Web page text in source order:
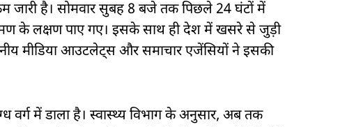
जारी है। सोमवार सुबह 8 बजे तक पिछले 24 घंटों में
के लक्षण पाए गए। इसके साथ ही देश में खसरे से जुड़ी
मीडिया आउटलेट्स और समाचार एजेंसियों ने इसकी
वर्ग में डाला है। स्वास्थ्य विभाग के अनुसार, अब तक